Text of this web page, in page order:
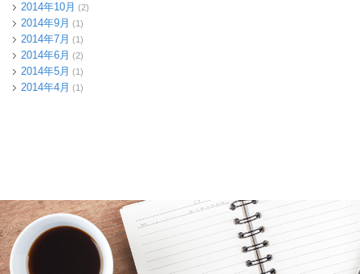
2014年10月 (2)
2014年9月 (1)
2014年7月 (1)
2014年6月 (2)
2014年5月 (1)
2014年4月 (1)